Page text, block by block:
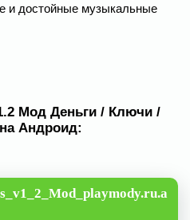
и достойные музыкальные
Мод Деньги / Ключи /
Андроид: